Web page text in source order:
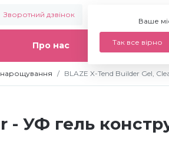
Зворотний дзвінок
Ваше
Так все вірно
Про нас Статті
нарощування BLAZE X-Tend Builder Gel,
- УФ гель